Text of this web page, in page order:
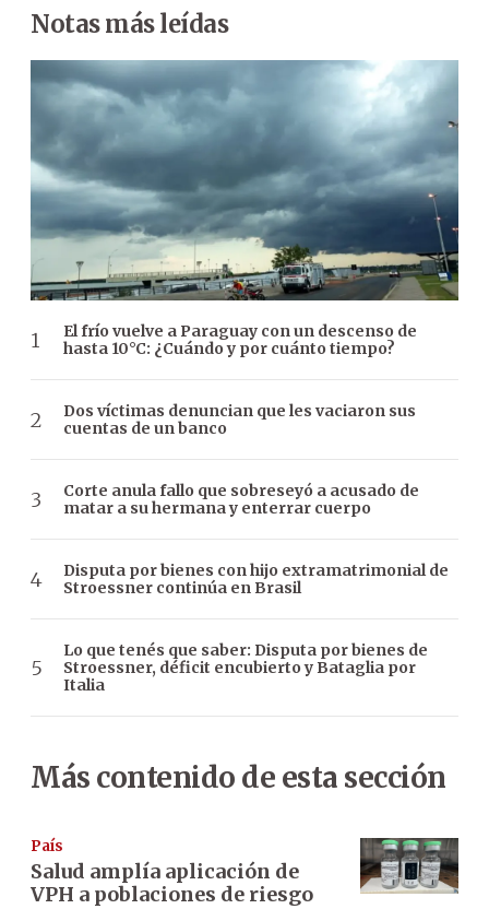
Notas más leídas
El frío vuelve a Paraguay con un descenso de
hasta 10°C: ¿Cuándo y por cuánto tiempo?
Dos víctimas denuncian que les vaciaron sus
cuentas de un banco
Corte anula fallo que sobreseyó a acusado de
matar a su hermana y enterrar cuerpo
Disputa por bienes con hijo extramatrimonial de
Stroessner continúa en Brasil
Lo que tenés que saber: Disputa por bienes de
Stroessner, déficit encubierto y Bataglia por
Italia
Más contenido de esta sección
País
Salud amplía aplicación de
VPH a poblaciones de riesgo